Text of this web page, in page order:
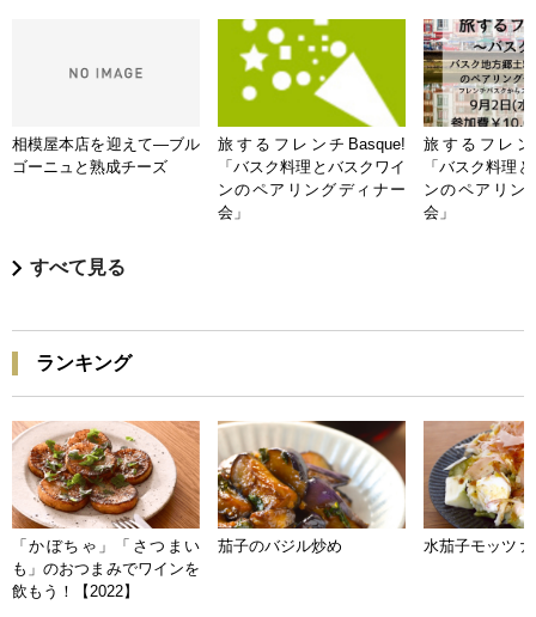
相模屋本店を迎えて―ブル
ゴーニュと熟成チーズ
旅するフレンチBasque!
「バスク料理とバスクワイ
ンのペアリングディナー
会」
旅するフレン
「バスク料理
ンのペアリン
会」
すべて見る
ランキング
「かぼちゃ」「さつまい
も」のおつまみでワインを
飲もう！【2022】
茄子のバジル炒め 水茄子モッツァ